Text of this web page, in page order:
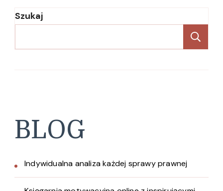
Szukaj
BLOG
Indywidualna analiza każdej sprawy prawnej